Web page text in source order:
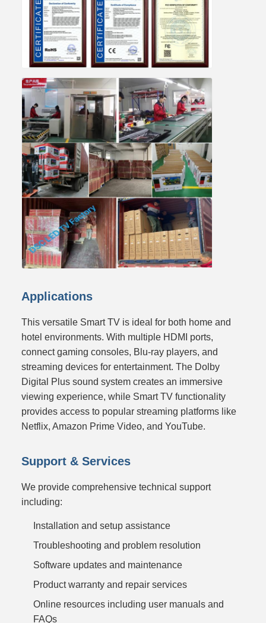
Applications
This versatile Smart TV is ideal for both home and
hotel environments. With multiple HDMI ports,
connect gaming consoles, Blu-ray players, and
streaming devices for entertainment. The Dolby
Digital Plus sound system creates an immersive
viewing experience, while Smart TV functionality
provides access to popular streaming platforms like
Netflix, Amazon Prime Video, and YouTube.
Support & Services
We provide comprehensive technical support
including:
Installation and setup assistance
Troubleshooting and problem resolution
Software updates and maintenance
Product warranty and repair services
Online resources including user manuals and
FAQs